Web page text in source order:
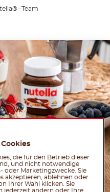
-Team
the ingredients:
die für den Betrieb dieser
und nicht notwendige
oder Marketingzwecke. Sie
akzeptieren, ablehnen oder
Ihrer Wahl klicken. Sie
jederzeit ändern oder Ihre